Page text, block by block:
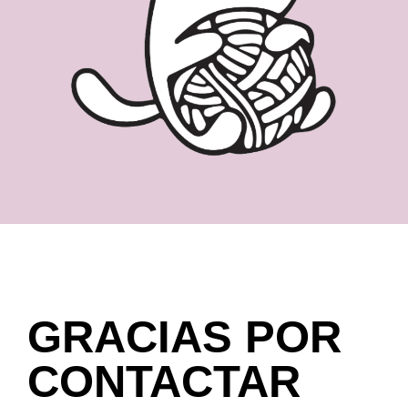
GRACIAS POR
CONTACTAR